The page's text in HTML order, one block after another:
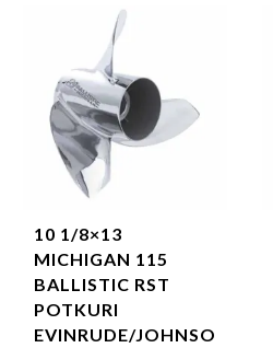
10 1/8×13
MICHIGAN 115
BALLISTIC RST
POTKURI
EVINRUDE/JOHNSO